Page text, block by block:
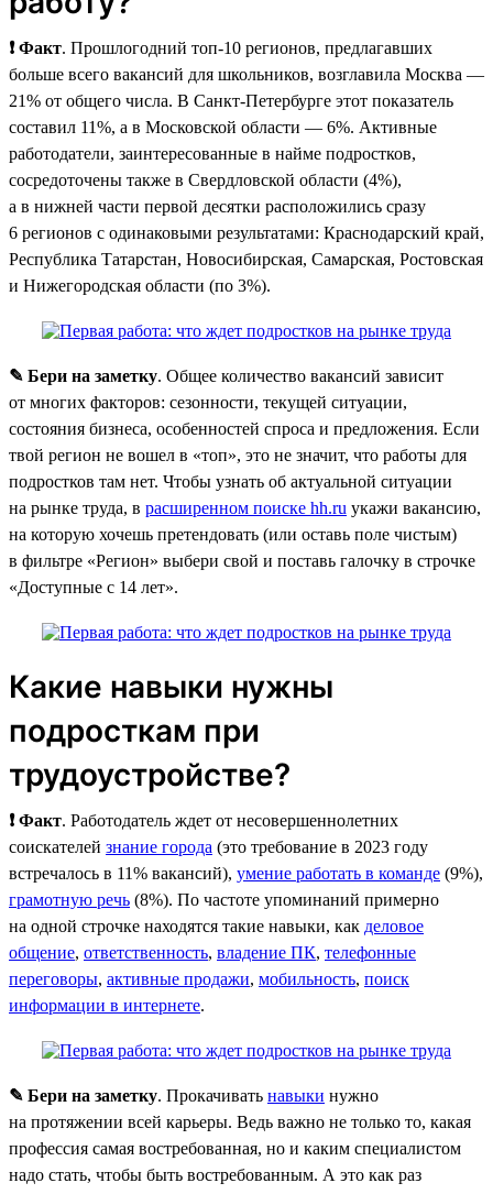
❗ Факт. Прошлогодний топ-10 регионов, предлагавших
больше всего вакансий для школьников, возглавила Москва —
21% от общего числа. В Санкт-Петербурге этот показатель
составил 11%, а в Московской области — 6%. Активные
работодатели, заинтересованные в найме подростков,
сосредоточены также в Свердловской области (4%),
а в нижней части первой десятки расположились сразу
6 регионов с одинаковыми результатами: Краснодарский край,
Республика Татарстан, Новосибирская, Самарская, Ростовская
и Нижегородская области (по 3%).
✎ Бери на заметку. Общее количество вакансий зависит
от многих факторов: сезонности, текущей ситуации,
состояния бизнеса, особенностей спроса и предложения. Если
твой регион не вошел в «топ», это не значит, что работы для
подростков там нет. Чтобы узнать об актуальной ситуации
на рынке труда, в расширенном поиске hh.ru укажи вакансию,
на которую хочешь претендовать (или оставь поле чистым)
в фильтре «Регион» выбери свой и поставь галочку в строчке
«Доступные с 14 лет».
Какие навыки нужны
подросткам при
трудоустройстве?
❗ Факт. Работодатель ждет от несовершеннолетних
соискателей знание города (это требование в 2023 году
встречалось в 11% вакансий), умение работать в команде (9%),
грамотную речь (8%). По частоте упоминаний примерно
на одной строчке находятся такие навыки, как деловое
общение, ответственность, владение ПК, телефонные
переговоры, активные продажи, мобильность, поиск
информации в интернете.
✎ Бери на заметку. Прокачивать навыки нужно
на протяжении всей карьеры. Ведь важно не только то, какая
профессия самая востребованная, но и каким специалистом
надо стать, чтобы быть востребованным. А это как раз